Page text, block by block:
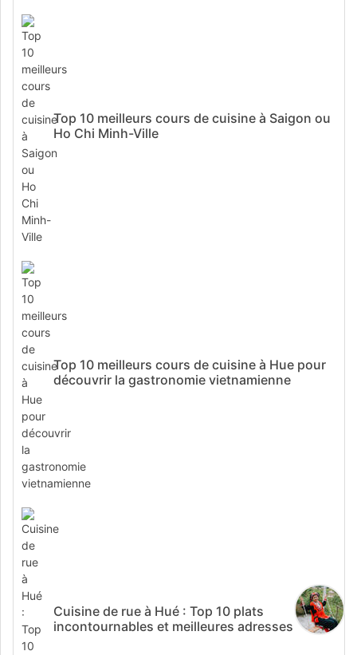
Top 10 meilleurs cours de cuisine à Saigon ou
Ho Chi Minh-Ville
Top 10 meilleurs cours de cuisine à Hue pour
découvrir la gastronomie vietnamienne
Cuisine de rue à Hué : Top 10 plats
incontournables et meilleures adresses